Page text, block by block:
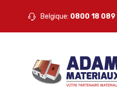
Belgique: 0800 18 089
33